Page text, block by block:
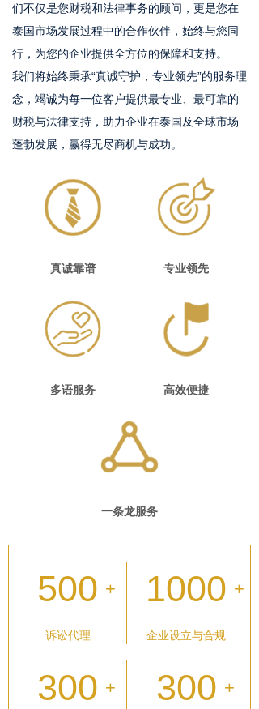
们不仅是您财税和法律事务的顾问，更是您在
泰国市场发展过程中的合作伙伴，始终与您同
行，为您的企业提供全方位的保障和支持。
我们将始终秉承“真诚守护，专业领先”的服务理
念，竭诚为每一位客户提供最专业、最可靠的
财税与法律支持，助力企业在泰国及全球市场
蓬勃发展，赢得无尽商机与成功。
真诚靠谱 专业领先
多语服务 高效便捷
一条龙服务
500 +
诉讼代理
1000 +
企业设立与合规
300 + 300 +